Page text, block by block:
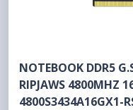
NOTEBOOK DDR5
RIPJAWS 4800MHZ
4800S3434A16GX1-